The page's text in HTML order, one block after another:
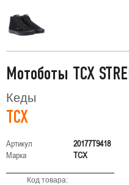
Мотоботы TCX
Кеды
TCX
Артикул
20177T9418
Марка
TCX
Код товара: